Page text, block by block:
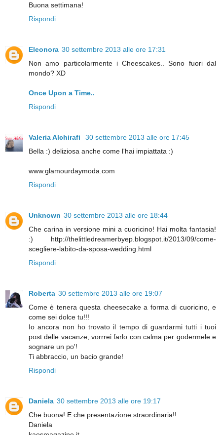
Buona settimana!
Rispondi
Eleonora 30 settembre 2013 alle ore 17:31
Non amo particolarmente i Cheescakes.. Sono fuori dal
mondo? XD
Once Upon a Time..
Rispondi
Valeria Alchirafi
30 settembre 2013 alle ore 17:45
Bella :) deliziosa anche come l'hai impiattata :)
www.glamourdaymoda.com
Rispondi
Unknown 30 settembre 2013 alle ore 18:44
Che carina in versione mini a cuoricino! Hai molta fantasia!
:) http://thelittledreamerbyep.blogspot.it/2013/09/come-
scegliere-labito-da-sposa-wedding.html
Rispondi
Roberta 30 settembre 2013 alle ore 19:07
Come è tenera questa cheesecake a forma di cuoricino, e
come sei dolce tu!!!
Io ancora non ho trovato il tempo di guardarmi tutti i tuoi
post delle vacanze, vorrrei farlo con calma per godermele e
sognare un po'!
Ti abbraccio, un bacio grande!
Rispondi
Daniela 30 settembre 2013 alle ore 19:17
Che buona! E che presentazione straordinaria!!
Daniela